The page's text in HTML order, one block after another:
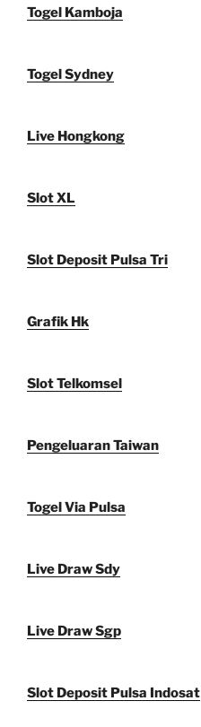
Togel Kamboja
Togel Sydney
Live Hongkong
Slot XL
Slot Deposit Pulsa Tri
Grafik Hk
Slot Telkomsel
Pengeluaran Taiwan
Togel Via Pulsa
Live Draw Sdy
Live Draw Sgp
Slot Deposit Pulsa Indosat